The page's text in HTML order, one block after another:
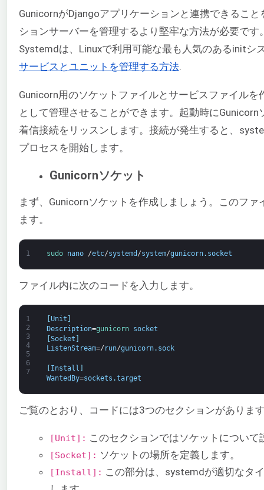
GunicornがDjangoアプリケーションと連携できるこ
ションサーバーを管理するより堅牢な方法が必要で
Systemdは、Linuxで利用可能な最も人気のあるinitシ
サービスとユニットを管理する方法
Gunicorn用のソケットファイルとサービスファイル
として管理させることができます。起動時に
着信接続をリッスンします。接続が発生すると、
プロセスを開始します。
Gunicornソケット
まず、Gunicornソケットを作成しましょう。このフ
ます。
1 sudo nano /etc/systemd /system/gunicorn. socket
ファイル内に次のコードを入力します。
1
2
3
4
5
6
7
Unit
Description=gunicorn socket
[Socket ]
ListenStream=/ run/gunicorn. sock
Install
WantedBy=sockets .target
ご覧のとおり、コードには3つのセクションがありま
[Unit]: このセクションではソケットについて
[Socket]: ソケットの場所を定義します。
[Install]: この部分は、systemdが適切なタ